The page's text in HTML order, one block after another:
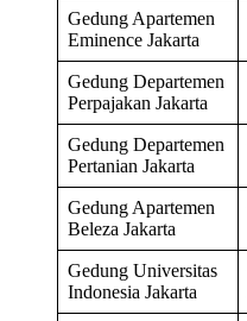
Gedung Apartemen
Eminence Jakarta
Gedung Departemen
Perpajakan Jakarta
Gedung Departemen
Pertanian Jakarta
Gedung Apartemen
Beleza Jakarta
Gedung Universitas
Indonesia Jakarta